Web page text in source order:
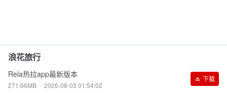
浪花旅行
Rela热拉app最新版本
271.66MB 2026-08-03 01:54:02
下载